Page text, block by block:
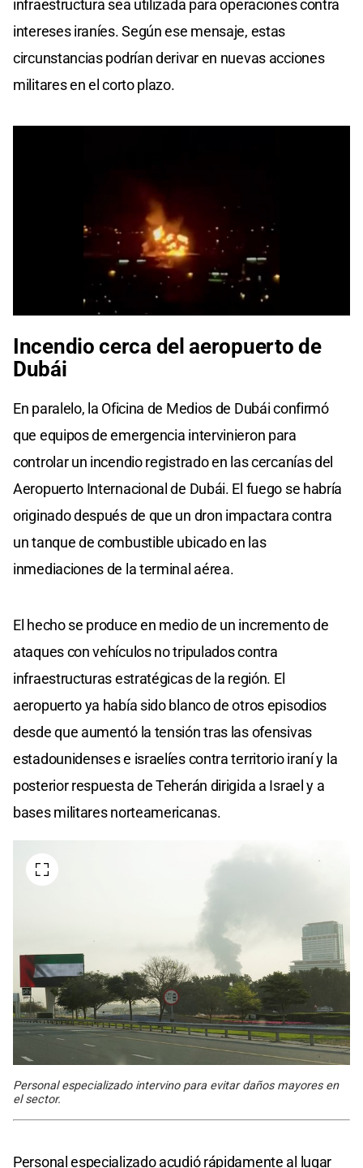
infraestructura sea utilizada para operaciones contra
intereses iraníes. Según ese mensaje, estas
circunstancias podrían derivar en nuevas acciones
militares en el corto plazo.
of
0
seconds
Incendio cerca del aeropuerto de
Dubái
En paralelo, la Oficina de Medios de Dubái confirmó
que equipos de emergencia intervinieron para
controlar un incendio registrado en las cercanías del
Aeropuerto Internacional de Dubái. El fuego se habría
originado después de que un dron impactara contra
un tanque de combustible ubicado en las
inmediaciones de la terminal aérea.
El hecho se produce en medio de un incremento de
ataques con vehículos no tripulados contra
infraestructuras estratégicas de la región. El
aeropuerto ya había sido blanco de otros episodios
desde que aumentó la tensión tras las ofensivas
estadounidenses e israelíes contra territorio iraní y la
posterior respuesta de Teherán dirigida a Israel y a
bases militares norteamericanas.
Personal especializado intervino para evitar daños mayores en
el sector.
Personal especializado acudió rápidamente al lugar